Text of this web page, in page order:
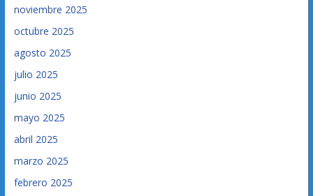
noviembre 2025
octubre 2025
agosto 2025
julio 2025
junio 2025
mayo 2025
abril 2025
marzo 2025
febrero 2025